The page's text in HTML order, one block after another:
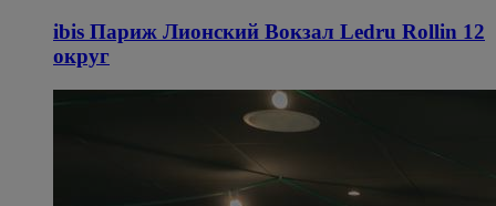
ibis Париж Лионский Вокзал Ledru Rollin 12
округ